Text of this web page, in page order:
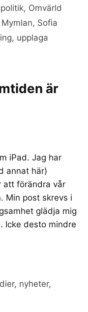
, Omvärld
Mymlan, Sofia
, upplaga
är
iPad. Jag har
annat här)
att förändra vår
Min post skrevs i
glädja mig
Icke desto mindre
, nyheter,